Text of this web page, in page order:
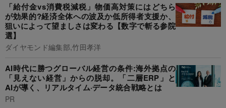
「給付金vs消費税減税」物価高対策にはどちら
が効果的?経済全体への波及か低所得者支援か、
狙いによって望ましさは変わる【数字で斬る参院
選】
ダイヤモンド編集部,竹田孝洋
AI時代に勝つグローバル経営の条件:海外拠点の
「見えない経営」からの脱却。「二層ERP」と
AIが導く、リアルタイム·データ統合戦略とは
PR